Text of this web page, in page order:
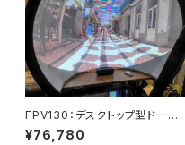
FPV130：デスクトップ型ドーム
工作キット
¥76,780